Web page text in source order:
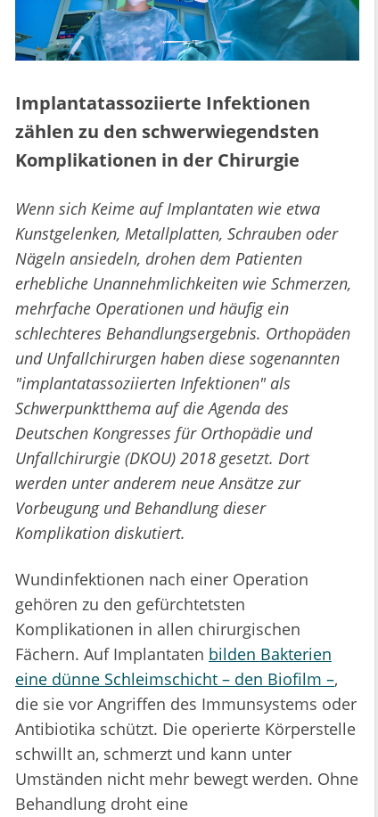
Implantatassoziierte Infektionen
zählen zu den schwerwiegendsten
Komplikationen in der Chirurgie
Wenn sich Keime auf Implantaten wie etwa
Kunstgelenken, Metallplatten, Schrauben oder
Nägeln ansiedeln, drohen dem Patienten
erhebliche Unannehmlichkeiten wie Schmerzen,
mehrfache Operationen und häufig ein
schlechteres Behandlungsergebnis. Orthopäden
und Unfallchirurgen haben diese sogenannten
"implantatassoziierten Infektionen" als
Schwerpunktthema auf die Agenda des
Deutschen Kongresses für Orthopädie und
Unfallchirurgie (DKOU) 2018 gesetzt. Dort
werden unter anderem neue Ansätze zur
Vorbeugung und Behandlung dieser
Komplikation diskutiert.
Wundinfektionen nach einer Operation
gehören zu den gefürchtetsten
Komplikationen in allen chirurgischen
Fächern. Auf Implantaten bilden Bakterien
eine dünne Schleimschicht – den Biofilm –,
die sie vor Angriffen des Immunsystems oder
Antibiotika schützt. Die operierte Körperstelle
schwillt an, schmerzt und kann unter
Umständen nicht mehr bewegt werden. Ohne
Behandlung droht eine